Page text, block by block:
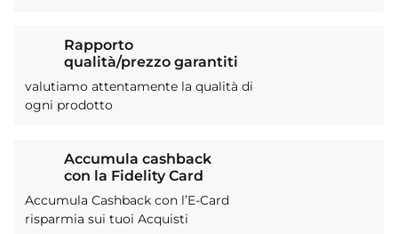
Rapporto
qualità/prezzo garantiti
valutiamo attentamente la qualità di
ogni prodotto
Accumula cashback
con la Fidelity Card
Accumula Cashback con l’E-Card
risparmia sui tuoi Acquisti